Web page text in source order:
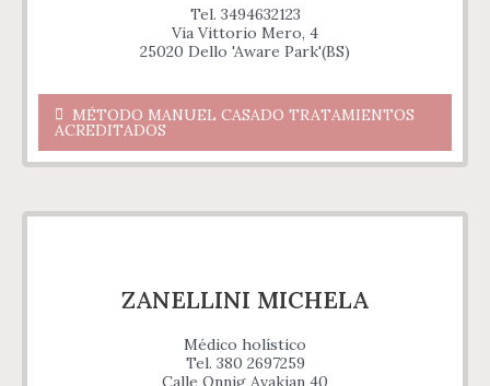
Tel. 3494632123
Via Vittorio Mero, 4
25020 Dello 'Aware Park'(BS)
MÉTODO MANUEL CASADO TRATAMIENTOS
ACREDITADOS
ZANELLINI MICHELA
Médico holístico
Tel. 380 2697259
Calle Onnig Avakian 40